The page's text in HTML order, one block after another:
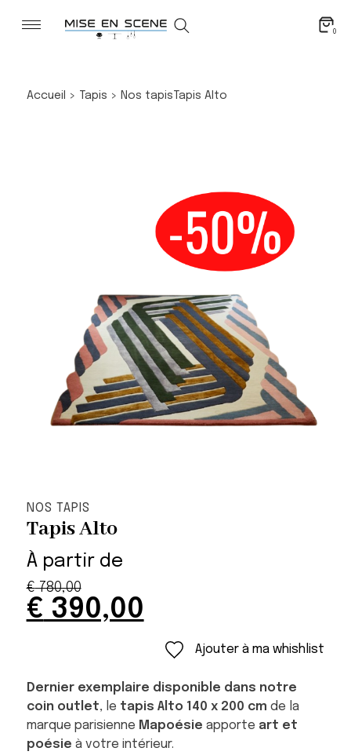
0
Accueil > Tapis > Nos tapis Tapis Alto
NOS TAPIS
Tapis Alto
À partir de
€780,00
Original
price
€ 780,00.
€ 390,00
price
is:
€ 390,00.
Ajouter à ma whishlist
Dernier exemplaire disponible dans notre
coin outlet, le tapis Alto 140 x 200 cm de la
marque parisienne Mapoésie apporte art et
poésie à votre intérieur.